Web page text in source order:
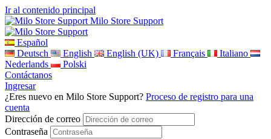
Ir al contenido principal
Milo Store Support
Español
Deutsch
English English (UK) Français
Italiano
Nederlands
Polski
Contáctanos
Ingresar
¿Eres nuevo en Milo Store Support? Proceso de registro para una
cuenta
Dirección de correo
Contraseña